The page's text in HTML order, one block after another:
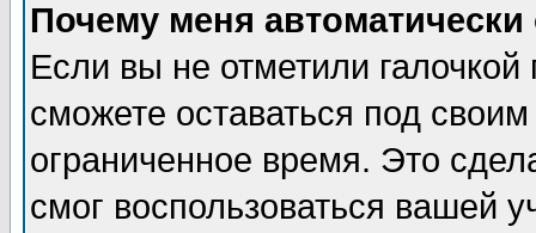
Почему меня автоматически
Если вы не отметили галочкой
сможете оставаться под
ограниченное время. Это
смог воспользоваться вашей